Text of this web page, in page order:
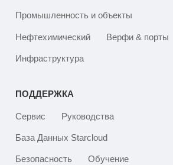
Промышленность и объекты
Нефтехимический Верфи & порты
Инфраструктура
ПОДДЕРЖКА
Сервис Руководства
База Данных Starcloud
Безопасность Обучение